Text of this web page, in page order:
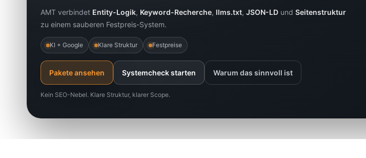
AMT verbindet Entity-Logik, Keyword-Recherche, llms.txt, JSON-LD und Seitenstruktur
zu einem sauberen Festpreis-System.
KI + Google Klare Struktur Festpreise
Pakete ansehen Systemcheck starten Warum das sinnvoll ist
Kein SEO-Nebel. Klare Struktur, klarer Scope.